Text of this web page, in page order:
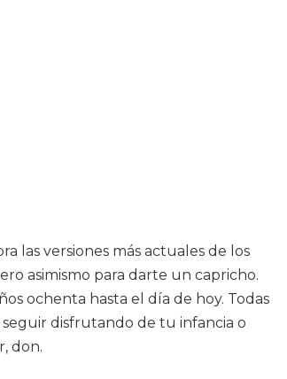
las versiones más actuales de los
asimismo para darte un capricho.
ochenta hasta el día de hoy. Todas
seguir disfrutando de tu infancia o
don.